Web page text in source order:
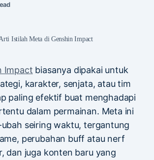
Istilah Meta di Genshin Impact
Impact biasanya dipakai untuk
karakter, senjata, atau tim
paling efektif buat menghadapi
dalam permainan. Meta ini
seiring waktu, tergantung
perubahan buff atau nerf
dan juga konten baru yang